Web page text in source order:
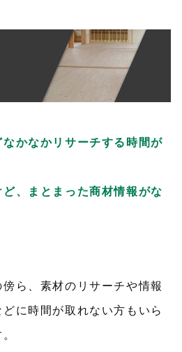
なかなかリサーチする時間が
ど、まとまった商材情報がな
ら、素材のリサーチや情報
に時間が取れない方もいら